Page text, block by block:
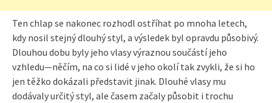
Ten chlap se nakonec rozhodl ostříhat po mnoha letech,
kdy nosil stejný dlouhý styl, a výsledek byl opravdu působivý.
Dlouhou dobu byly jeho vlasy výraznou součástí jeho
vzhledu—něčím, na co si lidé v jeho okolí tak zvykli, že si ho
jen těžko dokázali představit jinak. Dlouhé vlasy mu
dodávaly určitý styl, ale časem začaly působit i trochu